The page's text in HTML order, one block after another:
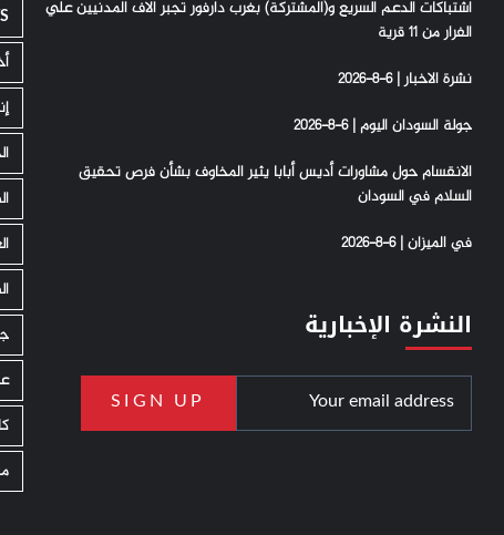
اشتباكات الدعم السريع و(المشتركة) بغرب دارفور تجبر الاف المدنيين علي
الفرار من 11 قرية
نشرة الاخبار | 6-8-2026
جولة السودان اليوم | 6-8-2026
الانقسام حول مشاورات أديس أبابا يثير المخاوف بشأن فرص تحقيق
السلام في السودان
في الميزان | 6-8-2026
النشرة الإخبارية